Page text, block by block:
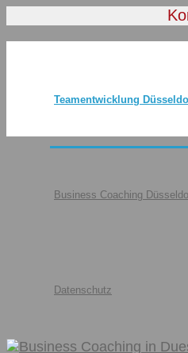
Teamentwicklung
Business Coaching
Datenschutz